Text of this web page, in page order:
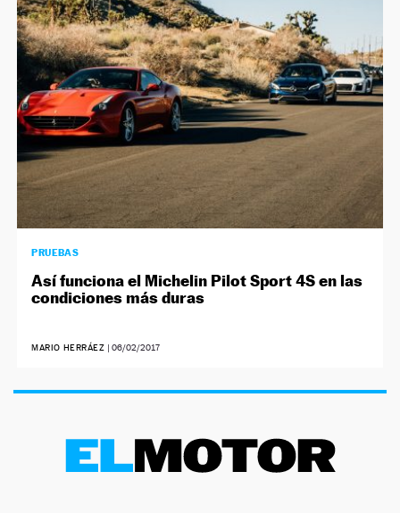
NEWSLETTER
SÍGUENOS
PRUEBAS
Así funciona el Michelin Pilot Sport 4S en las
condiciones más duras
MARIO HERRÁEZ | 06/02/2017